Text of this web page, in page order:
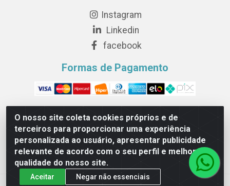
O nosso site coleta cookies próprios e de
terceiros para proporcionar uma experiência
personalizada ao usuário, apresentar publicidade
relevante de acordo com o seu perfil e melhorar a
qualidade do nosso site.
Aceitar Negar não essenciais
Instagram
Linkedin
facebook
Formas de Pagamento
Novesete Distribuidora LTDA - Avenida Setecentos, S/N,
Terminal Intermodal da Serra, Serra/ES - CEP 29161-414 -
CNPJ 29.479.604/0001-44